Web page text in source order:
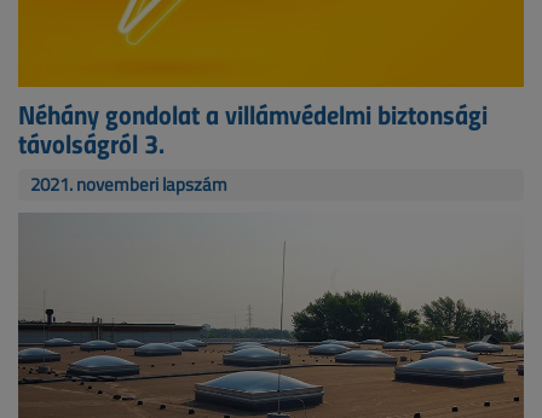
Néhány gondolat a villámvédelmi biztonsági
távolságról 3.
2021. novemberi lapszám